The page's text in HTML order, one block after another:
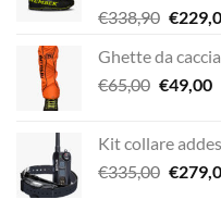
€338,90 Il
era:
€
Ghette da
€65,00 Il
era:
€65,00.
€49,00Il
Kit collare
€335,00 Il
€